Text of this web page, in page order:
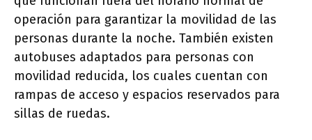
operación para garantizar la movilidad de las
personas durante la noche. También existen
autobuses adaptados para personas con
movilidad reducida, los cuales cuentan con
rampas de acceso y espacios reservados para
sillas de ruedas.